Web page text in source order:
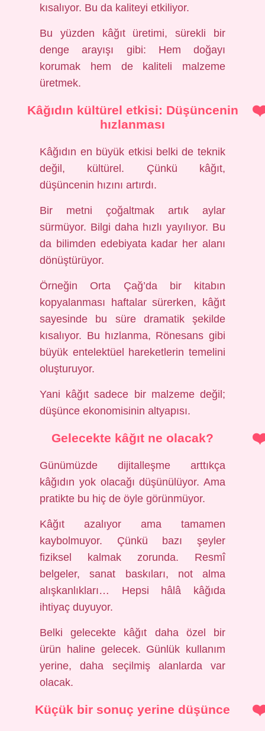
kısalıyor. Bu da kaliteyi etkiliyor.
Bu yüzden kâğıt üretimi, sürekli bir
denge arayışı gibi: Hem doğayı
korumak hem de kaliteli malzeme
üretmek.
Kâğıdın kültürel etkisi: Düşüncenin
hızlanması
Kâğıdın en büyük etkisi belki de teknik
değil, kültürel. Çünkü kâğıt,
düşüncenin hızını artırdı.
Bir metni çoğaltmak artık aylar
sürmüyor. Bilgi daha hızlı yayılıyor. Bu
da bilimden edebiyata kadar her alanı
dönüştürüyor.
Örneğin Orta Çağ’da bir kitabın
kopyalanması haftalar sürerken, kâğıt
sayesinde bu süre dramatik şekilde
kısalıyor. Bu hızlanma, Rönesans gibi
büyük entelektüel hareketlerin temelini
oluşturuyor.
Yani kâğıt sadece bir malzeme değil;
düşünce ekonomisinin altyapısı.
Gelecekte kâğıt ne olacak?
Günümüzde dijitalleşme arttıkça
kâğıdın yok olacağı düşünülüyor. Ama
pratikte bu hiç de öyle görünmüyor.
Kâğıt azalıyor ama tamamen
kaybolmuyor. Çünkü bazı şeyler
fiziksel kalmak zorunda. Resmî
belgeler, sanat baskıları, not alma
alışkanlıkları… Hepsi hâlâ kâğıda
ihtiyaç duyuyor.
Belki gelecekte kâğıt daha özel bir
ürün haline gelecek. Günlük kullanım
yerine, daha seçilmiş alanlarda var
olacak.
Küçük bir sonuç yerine düşünce